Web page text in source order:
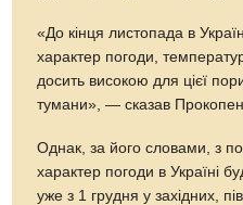
«До кінця листопада в
характер погоди,
досить високою для цієї
тумани», — сказав
Однак, за його словами, з
характер погоди в Україні
уже з 1 грудня у західних,